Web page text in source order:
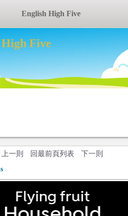
Five
上一則 回最前頁列表 下一則
English High Five